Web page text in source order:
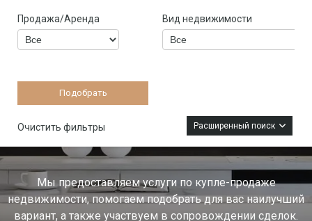
Продажа/Аренда Вид недвижимости
Очистить фильтры Расширенный поиск
Мы предоставляем услуги по купле-продаже
недвижимости, помогаем подобрать для вас наилучший
вариант, а также участвуем в сопровождении сделок.